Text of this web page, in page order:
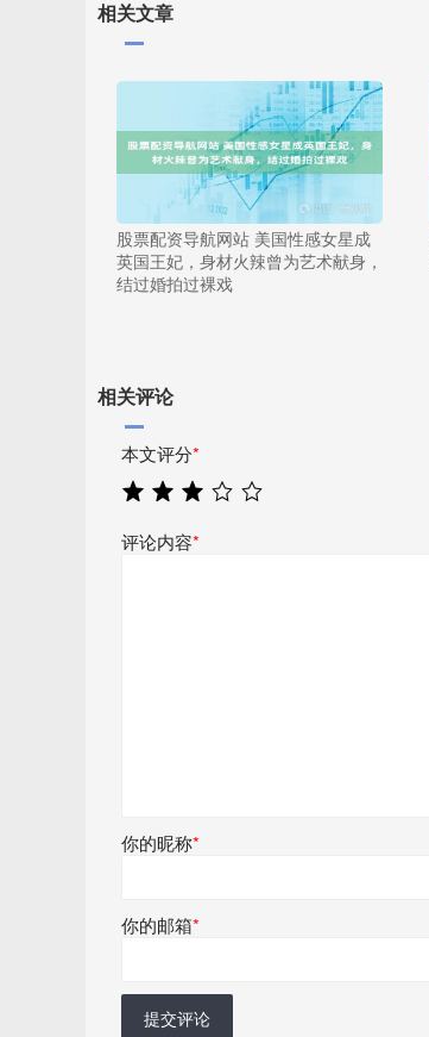
相关文章
股票配资导航网站 美国性感女星成
英国王妃，身材火辣曾为艺术献身，
结过婚拍过裸戏
相关评论
本文评分*
评论内容*
你的昵称*
你的邮箱*
提交评论